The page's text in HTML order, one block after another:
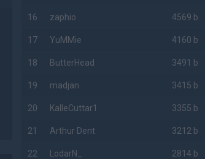
16 zaphio 4569 b
17 YuMMie 4160 b
18 ButterHead 3491 b
19 madjan 3415 b
20 KalleCuttar1 3355 b
21 Arthur Dent 3212 b
22 LodarN_ 2814 b